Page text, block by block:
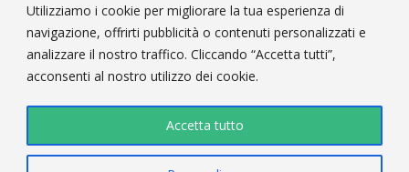
Utilizziamo i cookie per migliorare la tua esperienza di
navigazione, offrirti pubblicità o contenuti personalizzati e
analizzare il nostro traffico. Cliccando “Accetta tutti”,
acconsenti al nostro utilizzo dei cookie.
Accetta tutto
Sabato 8.00 - 12:00